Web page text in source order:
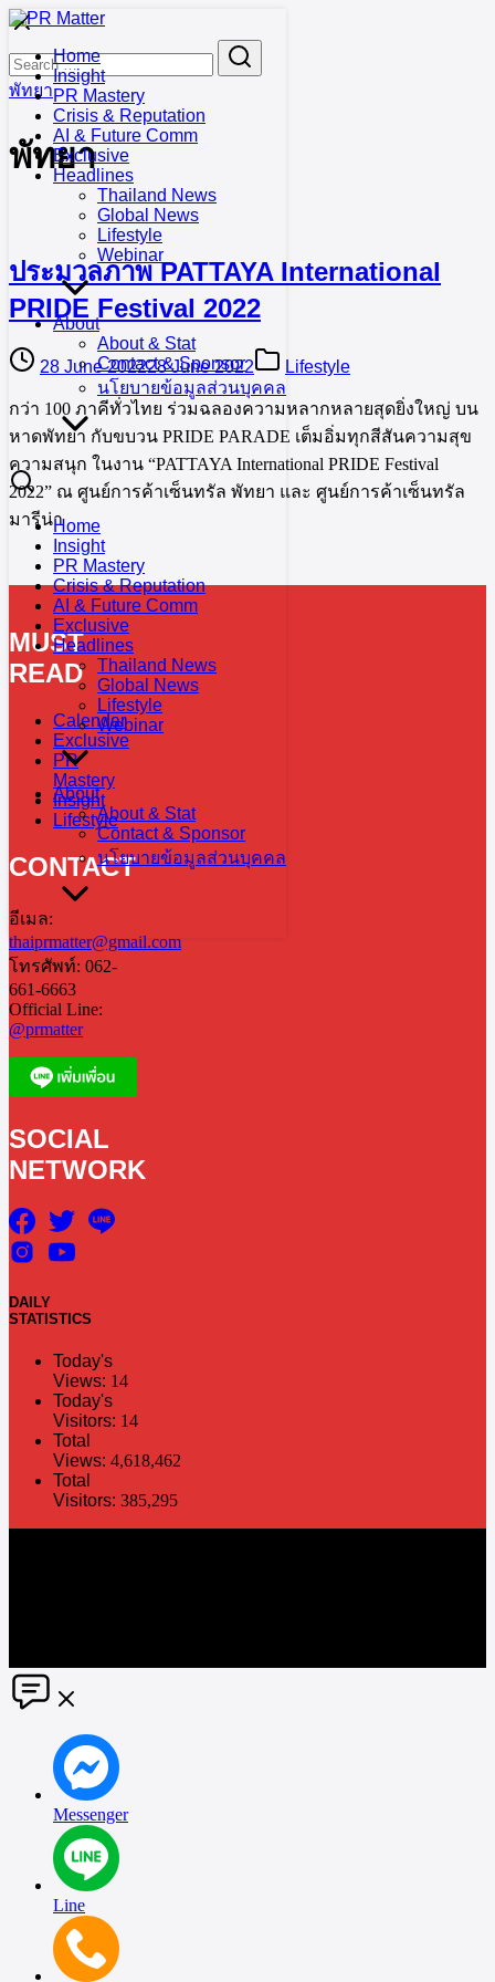
Skip
contentHome
Insight
PR Mastery
Crisis & Reputation
AI & Future Comm
Exclusive
Headlines
Thailand News
Global News
Lifestyle
Webinar
About
About & Stat
Contact & Sponsor
นโยบายข้อมูลส่วนบุคคล
Home
Insight
PR Mastery
Crisis & Reputation
AI & Future Comm
Exclusive
Headlines
Thailand News
Global News
Lifestyle
Webinar
About
About & Stat
Contact & Sponsor
นโยบายข้อมูลส่วนบุคคล
Search
for:
พัทยา
พัทยา
ประมวลภาพ PATTAYA International
PRIDE Festival 2022
28 June 202228 June 2022 Lifestyle
กว่า 100 ภาคีทั่วไทย ร่วมฉลองความหลากหลายสุดยิ่งใหญ่ บน
หาดพัทยา กับขบวน PRIDE PARADE เต็มอิ่มทุกสีสันความสุข
ความสนุก ในงาน “PATTAYA International PRIDE Festival
2022” ณ ศูนย์การค้าเซ็นทรัล พัทยา และ ศูนย์การค้าเซ็นทรัล
มารีน่า
MUST
READ
Calendar
Exclusive
PR
Mastery
Insight
Lifestyle
CONTACT
อีเมล:
thaiprmatter@gmail.com
โทรศัพท์: 062-
661-6663
Official Line:
@prmatter
SOCIAL
NETWORK
DAILY
STATISTICS
Today's
Views: 14
Today's
Visitors: 14
Total
Views: 4,618,462
Total
Visitors: 385,295
Messenger
Line